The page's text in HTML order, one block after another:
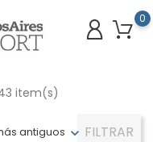
0
antiguos FILTRAR
item(s)